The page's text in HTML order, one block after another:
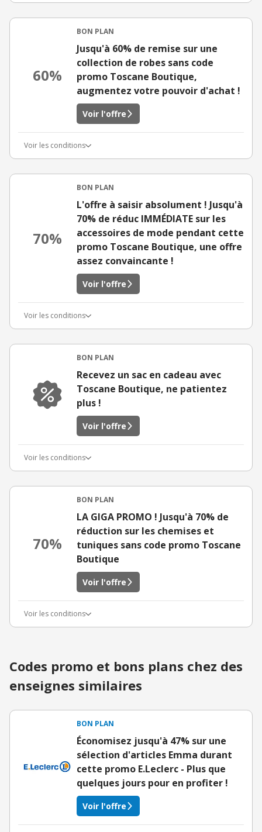
60%
BON PLAN
Jusqu'à 60% de remise sur une
collection de robes sans code
promo Toscane Boutique,
augmentez votre pouvoir d'achat !
Voir l'offre
Voir les conditions
70%
BON PLAN
L'offre à saisir absolument ! Jusqu'à
70% de réduc IMMÉDIATE sur les
accessoires de mode pendant cette
promo Toscane Boutique, une offre
assez convaincante !
Voir l'offre
Voir les conditions
BON PLAN
Recevez un sac en cadeau avec
Toscane Boutique, ne patientez
plus !
Voir l'offre
Voir les conditions
70%
BON PLAN
LA GIGA PROMO ! Jusqu'à 70% de
réduction sur les chemises et
tuniques sans code promo Toscane
Boutique
Voir l'offre
Voir les conditions
Codes promo et bons plans chez des
enseignes similaires
BON PLAN
Économisez jusqu'à 47% sur une
sélection d'articles Emma durant
cette promo E.Leclerc - Plus que
quelques jours pour en profiter !
Voir l'offre